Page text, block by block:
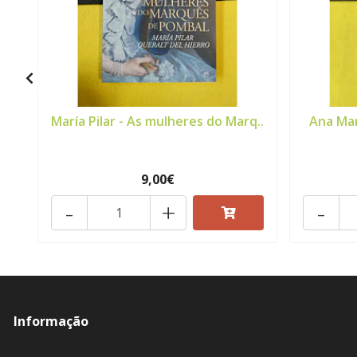
María Pilar - As mulheres do Marq..
9,00€
+
-
Ana
-
Informação